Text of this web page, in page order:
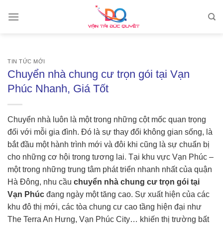
TIN TỨC MỚI
Chuyển nhà chung cư trọn gói tại Vạn
Phúc Nhanh, Giá Tốt
Chuyển nhà luôn là một trong những cột mốc quan trọng
đối với mỗi gia đình. Đó là sự thay đổi không gian sống, là
bắt đầu một hành trình mới và đôi khi cũng là sự chuẩn bị
cho những cơ hội trong tương lai. Tại khu vực Vạn Phúc –
một trong những trung tâm phát triển nhanh nhất của quận
Hà Đông, nhu cầu chuyển nhà chung cư trọn gói tại
Vạn Phúc đang ngày một tăng cao. Sự xuất hiện của các
khu đô thị mới, các tòa chung cư cao tầng hiện đại như
The Terra An Hưng, Vạn Phúc City… khiến thị trường bất